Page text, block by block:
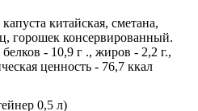
китайская, сметана,
горошек консервированный.
- 10,9 г ., жиров - 2,2 г.,
ценность - 76,7 ккал